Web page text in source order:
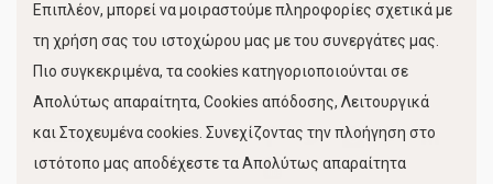
FOLLOW US
Επιπλέον, μπορεί να μοιραστούμε πληροφορίες σχετικά με
τη χρήση σας του ιστοχώρου μας με του συνεργάτες μας.
Πιο συγκεκριμένα, τα cookies κατηγοριοποιούνται σε
Απολύτως απαραίτητα, Cookies απόδοσης, Λειτουργικά
και Στοχευμένα cookies. Συνεχίζοντας την πλοήγηση στο
ιστότοπο μας αποδέχεστε τα Απολύτως απαραίτητα